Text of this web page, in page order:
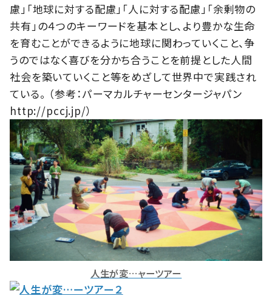
慮」「地球に対する配慮」「人に対する配慮」「余剰物の
共有」の４つのキーワードを基本とし、より豊かな生命
を育むことができるように地球に関わっていくこと、争
うのではなく喜びを分かち合うことを前提とした人間
社会を築いていくこと等をめざして世界中で実践され
ている。 （参考：パーマカルチャーセンタージャパン
http://pccj.jp/）
人生が変…ャーツアー